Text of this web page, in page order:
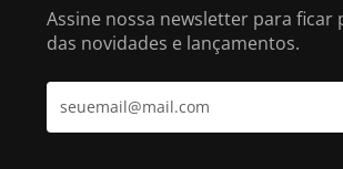
Assine nossa newsletter para ficar
das novidades e lançamentos.